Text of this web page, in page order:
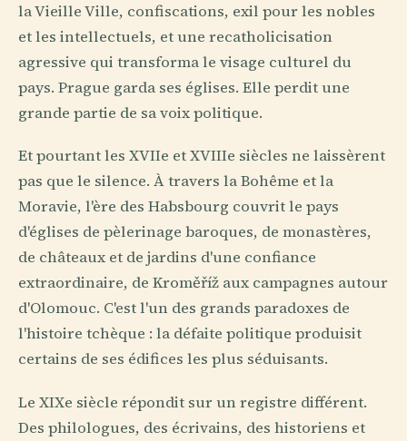
la Vieille Ville, confiscations, exil pour les nobles
et les intellectuels, et une recatholicisation
agressive qui transforma le visage culturel du
pays. Prague garda ses églises. Elle perdit une
grande partie de sa voix politique.
Et pourtant les XVIIe et XVIIIe siècles ne laissèrent
pas que le silence. À travers la Bohême et la
Moravie, l'ère des Habsbourg couvrit le pays
d'églises de pèlerinage baroques, de monastères,
de châteaux et de jardins d'une confiance
extraordinaire, de Kroměříž aux campagnes autour
d'Olomouc. C'est l'un des grands paradoxes de
l'histoire tchèque : la défaite politique produisit
certains de ses édifices les plus séduisants.
Le XIXe siècle répondit sur un registre différent.
Des philologues, des écrivains, des historiens et